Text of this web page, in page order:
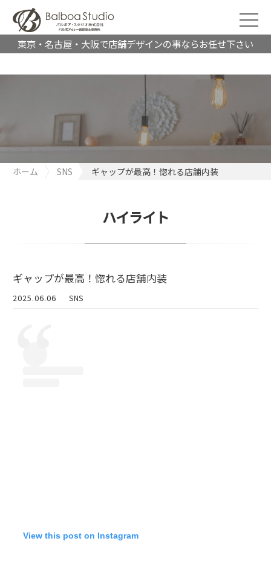
東京・名古屋・大阪で店舗デザインの事ならお任せ下さい
ホーム SNS ギャップが最高！惚れる店舗内装
ハイライト
ギャップが最高！惚れる店舗内装
2025.06.06 SNS
View this post on Instagram